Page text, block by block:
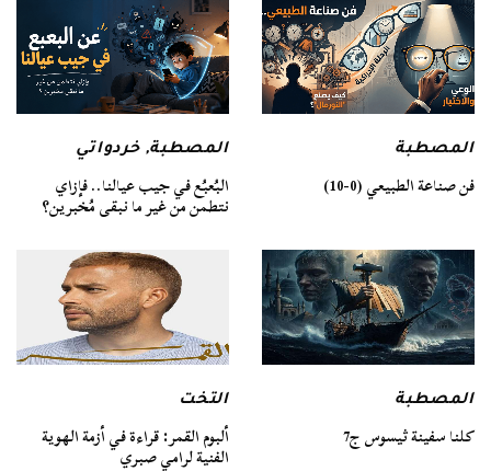
المصطبة
فن صناعة الطبيعي (0-10)
المصطبة,خردواتي
البُعبُع في جيب عيالنا.. فإزاي
نتطمن من غير ما نبقى مُخبرين؟
المصطبة
كلنا سفينة ثيسوس ج7
التخت
ألبوم القمر: قراءة في أزمة الهوية
الفنية لرامي صبري